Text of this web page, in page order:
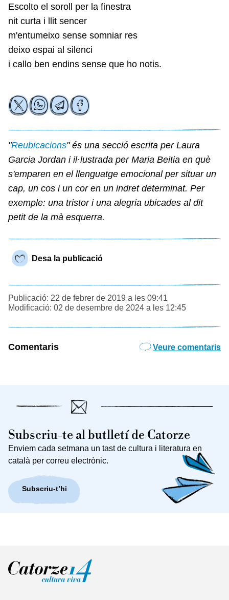
Escolto el soroll per la finestra
nit curta i llit sencer
m'entumeixo sense somniar res
deixo espai al silenci
i callo ben endins sense que ho notis.
"Reubicacions" és una secció escrita per Laura
Garcia Jordan i il·lustrada per Maria Beitia en què
s'emparen en el llenguatge emocional per situar un
cap, un cos i un cor en un indret determinat. Per
exemple: una tristor i una alegria ubicades al dit
petit de la mà esquerra.
Desa la publicació
Publicació: 22 de febrer de 2019 a les 09:41
Modificació: 02 de desembre de 2024 a les 12:45
Comentaris Veure comentaris
Subscriu-te al butlletí de Catorze
Enviem cada setmana un tast de cultura i literatura en
català per correu electrònic.
Subscriu-t’hi